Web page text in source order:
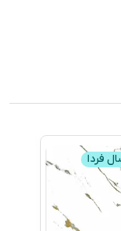
ارسال فردا